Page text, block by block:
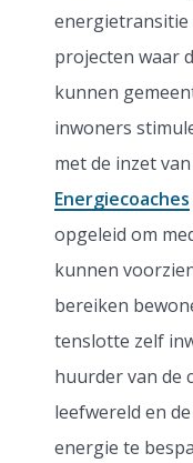
energietransitie
projecten waar
kunnen
inwoners
met de inzet
Energiecoaches
opgeleid om
kunnen
bereiken
tenslotte zelf
huurder van de
leefwereld en
energie te